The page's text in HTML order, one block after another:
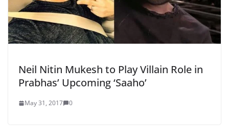
Neil Nitin Mukesh to Play Villain Role in
Prabhas’ Upcoming ‘Saaho’
May 31, 2017 0